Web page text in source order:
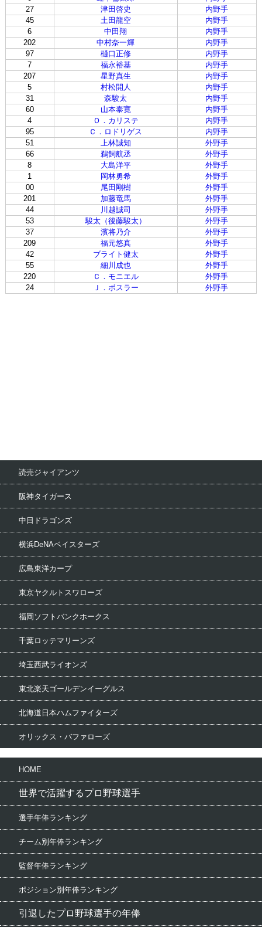
27
津田啓史
内野手
45
土田龍空
内野手
6
中田翔
内野手
202
中村奈一輝
内野手
97
樋口正修
内野手
7
福永裕基
内野手
207
星野真生
内野手
5
村松開人
内野手
31
森駿太
内野手
60
山本泰寛
内野手
4
Ｏ．カリステ
内野手
95
Ｃ．ロドリゲス
内野手
51
上林誠知
外野手
66
鵜飼航丞
外野手
8
大島洋平
外野手
1
岡林勇希
外野手
00
尾田剛樹
外野手
201
加藤竜馬
外野手
44
川越誠司
外野手
53
駿太（後藤駿太）
外野手
37
濱将乃介
外野手
209
福元悠真
外野手
42
ブライト健太
外野手
55
細川成也
外野手
220
Ｃ．モニエル
外野手
24
Ｊ．ボスラー 外野手
読売ジャイアンツ
阪神タイガース
中日ドラゴンズ
横浜DeNAベイスターズ
広島東洋カープ
東京ヤクルトスワローズ
福岡ソフトバンクホークス
千葉ロッテマリーンズ
埼玉西武ライオンズ
東北楽天ゴールデンイーグルス
北海道日本ハムファイターズ
オリックス・バファローズ
HOME
世界で活躍するプロ野球選手
選手年俸ランキング
チーム別年俸ランキング
監督年俸ランキング
ポジション別年俸ランキング
引退したプロ野球選手の年俸